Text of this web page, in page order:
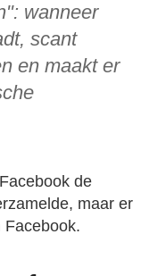
wanneer
scant
en maakt er
de
maar er
Facebook.